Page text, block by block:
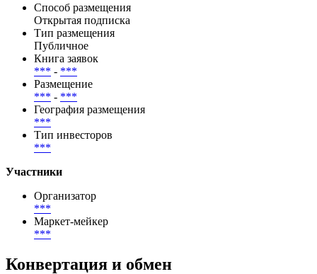
Способ размещения
Открытая подписка
Тип размещения
Публичное
Книга заявок
*** - ***
Размещение
*** - ***
География размещения
***
Тип инвесторов
***
Участники
Организатор
***
Маркет-мейкер
***
Конвертация и обмен